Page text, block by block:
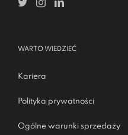
WARTO WIEDZIEĆ
Kariera
Polityka prywatności
Ogólne warunki sprzedaży